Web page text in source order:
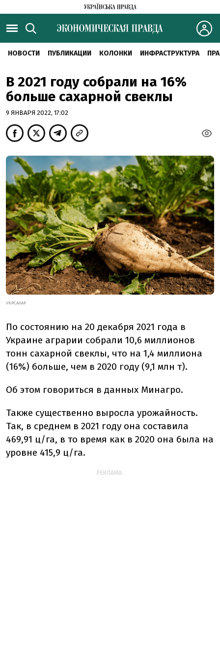
НОВОСТИ ПУБЛИКАЦИИ КОЛОНКИ ИНФРАСТРУКТУРА
В 2021 году собрали на 16%
больше сахарной свеклы
9 ЯНВАРЯ 2022, 17:02
УКРСАХАР
По состоянию на 20 декабря 2021 года в
Украине аграрии собрали 10,6 миллионов
тонн сахарной свеклы, что на 1,4 миллиона
(16%) больше, чем в 2020 году (9,1 млн т).
Об этом говориться в данных Минагро.
Также существенно выросла урожайность.
Так, в среднем в 2021 году она составила
469,91 ц/га, в то время как в 2020 она была на
уровне 415,9 ц/га.
РЕКЛАМА: